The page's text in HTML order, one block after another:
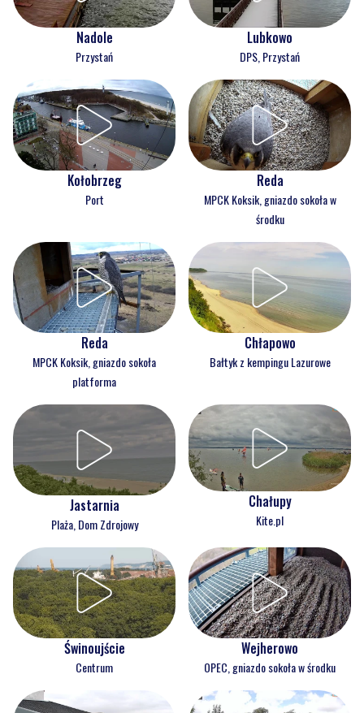
Nadole
Przystań
Lubkowo
DPS, Przystań
Kołobrzeg
Port
Reda
MPCK Koksik, gniazdo sokoła w
środku
Reda
MPCK Koksik, gniazdo sokoła
platforma
Chłapowo
Bałtyk z kempingu Lazurowe
Jastarnia
Plaża, Dom Zdrojowy
Chałupy
Kite.pl
Świnoujście
Centrum
Wejherowo
OPEC, gniazdo sokoła w środku